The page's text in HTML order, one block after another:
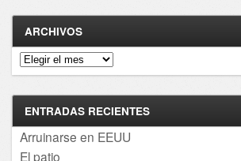
ARCHIVOS
Archivos
ENTRADAS RECIENTES
Arruinarse en EEUU
El patio